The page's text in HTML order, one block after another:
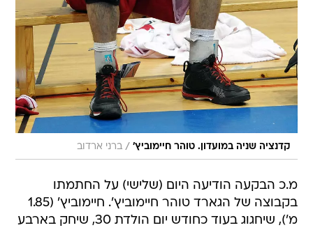
קדנציה שניה במועדון. טוהר חיימוביץ' / ברני ארדוב
מ.כ הבקעה הודיעה היום (שלישי) על החתמתו
בקבוצה של הגארד טוהר חיימוביץ'. חיימוביץ' (1.85
מ'), שיחגוג בעוד כחודש יום הולדת 30, שיחק בארבע